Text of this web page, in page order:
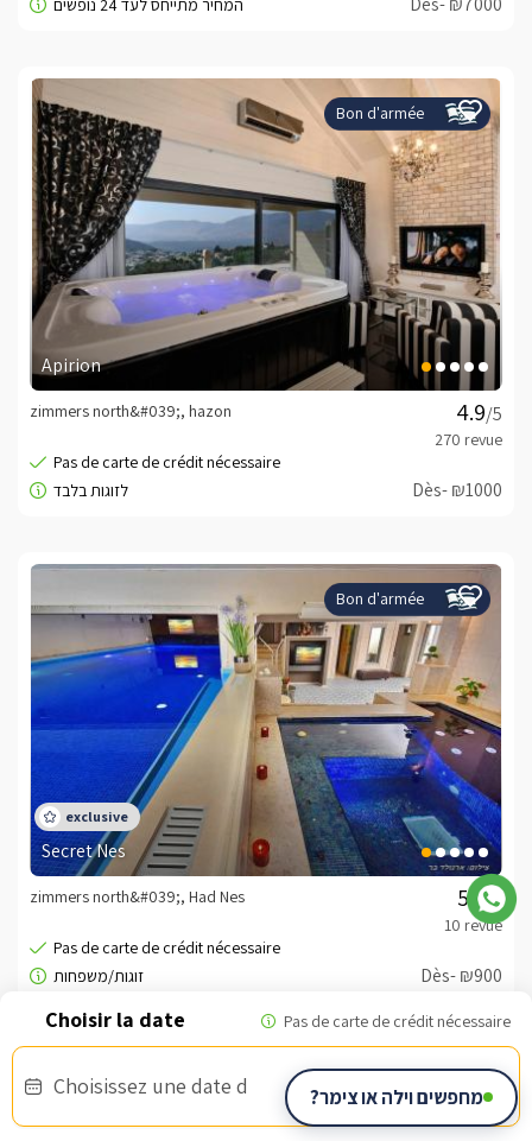
Choisissez une date d
Bon d'armée
Apirion
/5
zimmers north&#039;, hazon
Dès- ₪1000
Bon d'armée
Secret Nes
/5
zimmers north&#039;, Had Nes
Dès- ₪900
מחפשים וילה או צימר?